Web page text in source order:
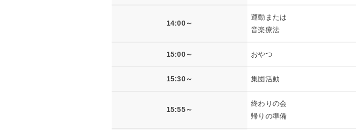
14:00～
運動または
音楽療法
15:00～ おやつ
15:30～ 集団活動
15:55～
終わりの会
帰りの準備